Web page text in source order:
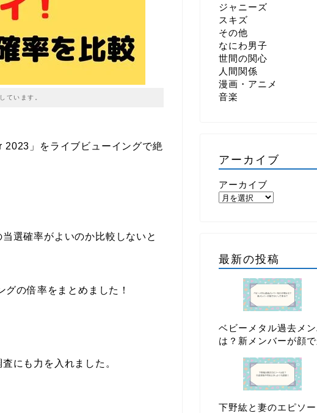
ています。
」をライブビューイングで絶
選確率がよいのか比較しないと
の倍率をまとめました！
にも力を入れました。
ジャニーズ
スキズ
その他
なにわ男子
世間の関心
人間関係
漫画・アニメ
音楽
アーカイブ
アーカイブ
最新の投稿
ベビーメタル過去メ
は？新メンバーが顔
下野紘と妻のエピソ